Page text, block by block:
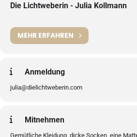
Die Lichtweberin - Julia Kollmann
MEHR ERFAHREN
Anmeldung
julia@dielichtweberin.com
Mitnehmen
Gemütliche Kleidung, dicke Socken, eine